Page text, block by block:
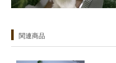
関連商品